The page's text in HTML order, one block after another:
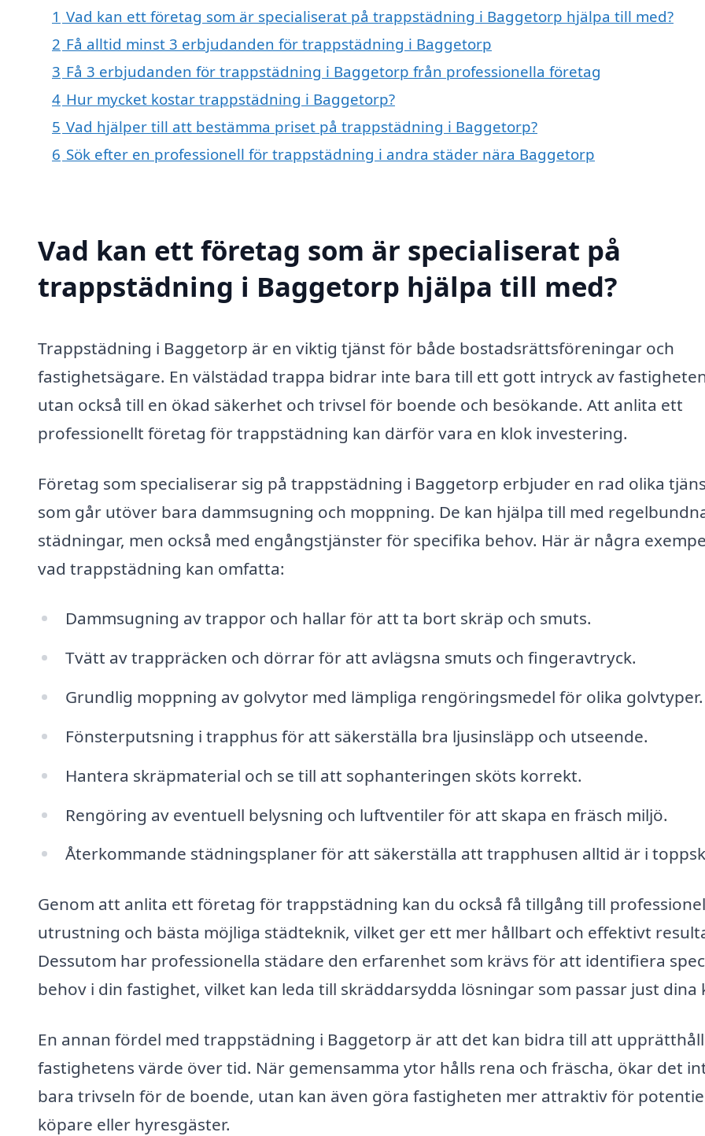
1 Vad kan ett företag som är specialiserat på trappstädning i Baggetorp hjälpa till med?
2 Få alltid minst 3 erbjudanden för trappstädning i Baggetorp
3 Få 3 erbjudanden för trappstädning i Baggetorp från professionella företag
4 Hur mycket kostar trappstädning i Baggetorp?
5 Vad hjälper till att bestämma priset på trappstädning i Baggetorp?
6 Sök efter en professionell för trappstädning i andra städer nära Baggetorp
Vad kan ett företag som är specialiserat på
trappstädning i Baggetorp hjälpa till med?
Trappstädning i Baggetorp är en viktig tjänst för både bostadsrättsföreningar och
fastighetsägare. En välstädad trappa bidrar inte bara till ett gott intryck av
utan också till en ökad säkerhet och trivsel för boende och besökande. Att anlita ett
professionellt företag för trappstädning kan därför vara en klok investering.
Företag som specialiserar sig på trappstädning i Baggetorp erbjuder en rad olika
som går utöver bara dammsugning och moppning. De kan hjälpa till med
städningar, men också med engångstjänster för specifika behov. Här är några
vad trappstädning kan omfatta:
Dammsugning av trappor och hallar för att ta bort skräp och smuts.
Tvätt av trappräcken och dörrar för att avlägsna smuts och fingeravtryck.
Grundlig moppning av golvytor med lämpliga rengöringsmedel för olika golvtyper.
Fönsterputsning i trapphus för att säkerställa bra ljusinsläpp och utseende.
Hantera skräpmaterial och se till att sophanteringen sköts korrekt.
Rengöring av eventuell belysning och luftventiler för att skapa en fräsch miljö.
Återkommande städningsplaner för att säkerställa att trapphusen alltid är i
Genom att anlita ett företag för trappstädning kan du också få tillgång till
utrustning och bästa möjliga städteknik, vilket ger ett mer hållbart och effektivt
Dessutom har professionella städare den erfarenhet som krävs för att identifiera
behov i din fastighet, vilket kan leda till skräddarsydda lösningar som passar just dina
En annan fördel med trappstädning i Baggetorp är att det kan bidra till att
fastighetens värde över tid. När gemensamma ytor hålls rena och fräscha, ökar det
bara trivseln för de boende, utan kan även göra fastigheten mer attraktiv för
köpare eller hyresgäster.